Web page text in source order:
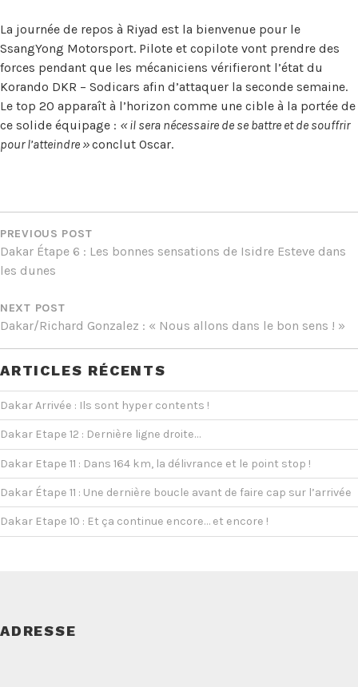
La journée de repos à Riyad est la bienvenue pour le
SsangYong Motorsport. Pilote et copilote vont prendre des
forces pendant que les mécaniciens vérifieront l’état du
Korando DKR – Sodicars afin d’attaquer la seconde semaine.
Le top 20 apparaît à l’horizon comme une cible à la portée de
ce solide équipage : « il sera nécessaire de se battre et de souffrir
pour l’atteindre »conclut Oscar.
NAVIGATION
DE
L’ARTICLE
PREVIOUS POST
Dakar Étape 6 : Les bonnes sensations de Isidre Esteve dans
les dunes
NEXT POST
Dakar/Richard Gonzalez : « Nous allons dans le bon sens ! »
ARTICLES RÉCENTS
Dakar Arrivée : Ils sont hyper contents !
Dakar Etape 12 : Dernière ligne droite…
Dakar Etape 11 : Dans 164 km, la délivrance et le point stop !
Dakar Étape 11 : Une dernière boucle avant de faire cap sur l’arrivée
Dakar Etape 10 : Et ça continue encore… et encore !
ADRESSE